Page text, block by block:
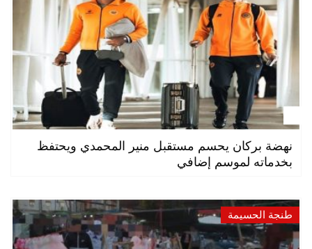
نهضة بركان يحسم مستقبل منير المحمدي ويحتفظ
بخدماته لموسم إضافي
طنجة الحسيمة